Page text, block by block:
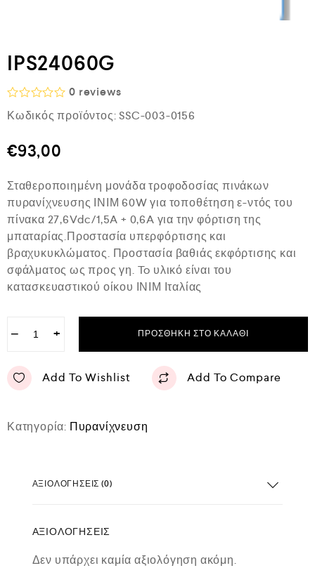
IPS24060G
Β
α
μ
ο
γ
ή
θ
η
κ
ε
μ
ε
α
0 reviews
Κωδικός προϊόντος: SSC-003-0156
€93,00
Σταθεροποιημένη μονάδα τροφοδοσίας πινάκων
πυρανίχνευσης ΙΝΙΜ 60W για τοποθέτηση ε-ντός του
πίνακα 27,6Vdc/1,5A + 0,6A για την φόρτιση της
μπαταρίας.Προστασία υπερφόρτισης και
βραχυκυκλώματος. Προστασία βαθιάς εκφόρτισης και
σφάλματος ως προς γη. To υλικό είναι του
κατασκευαστικού οίκου ΙΝΙΜ Ιταλίας
− + ΠΡΟΣΘΉΚΗ ΣΤΟ ΚΑΛΆΘΙ
Add To Wishlist Add To Compare
Κατηγορία: Πυρανίχνευση
ΑΞΙΟΛΟΓΉΣΕΙΣ (0)
ΑΞΙΟΛΟΓΉΣΕΙΣ
Δεν υπάρχει καμία αξιολόγηση ακόμη.